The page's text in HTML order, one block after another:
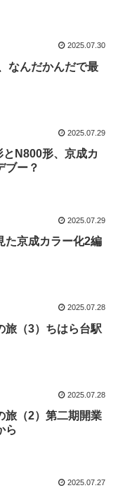
2025.07.30
なんだかんだで最
2025.07.29
N800形、京成カ
ブー？
2025.07.29
た京成カラー化2編
2025.07.28
旅（3）ちはら台駅
2025.07.28
旅（2）第二期開業
ら
2025.07.27